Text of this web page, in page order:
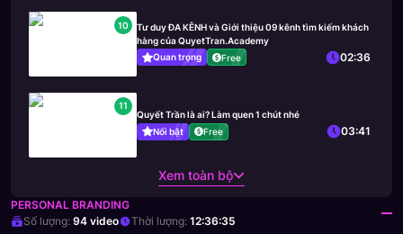
10
Tư duy ĐA KÊNH và Giới thiệu 09 kênh tìm kiếm khách
hàng của QuyetTran.Academy
Quan trọng
Free 02:36
11
Quyết Trần là ai? Làm quen 1 chút nhé
Nổi bật
Free 03:41
Xem toàn bộ
PERSONAL BRANDING
Số lượng: 94 video Thời lượng: 12:36:35